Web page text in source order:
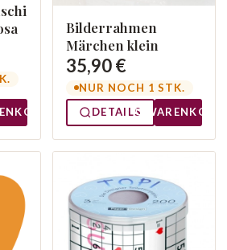
Bilderrahmen
Märchen klein
35,90 €
NUR NOCH 1 STK.
DETAILS
WARENKORB